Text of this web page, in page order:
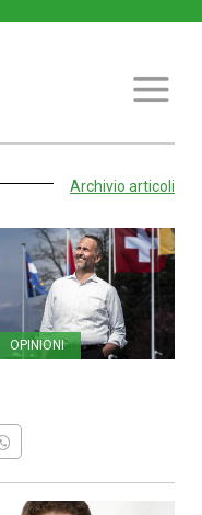
Archivio articoli
OPINIONI